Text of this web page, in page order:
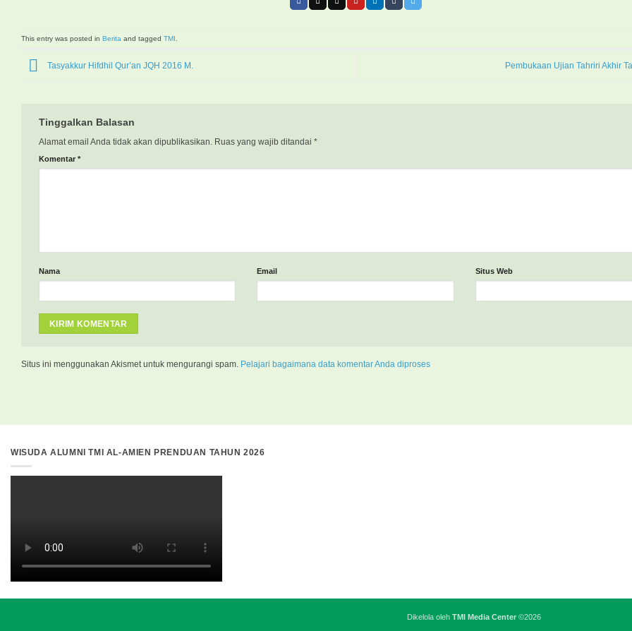
This entry was posted in Berita and tagged TMI .
Tasyakkur Hifdhil Qur’an JQH 2016 M. Pembukaan Ujian Tahriri Akhir
Tinggalkan Balasan
Alamat email Anda tidak akan dipublikasikan. Ruas yang wajib ditandai *
Komentar *
Nama Email Situs Web
Situs ini menggunakan Akismet untuk mengurangi spam. Pelajari bagaimana data komentar Anda diproses
WISUDA ALUMNI TMI AL-AMIEN PRENDUAN TAHUN 2026
Dikelola oleh TMI Media Center ©2026